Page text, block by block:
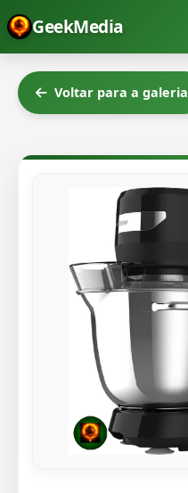
GeekMedia
Voltar para a galeria